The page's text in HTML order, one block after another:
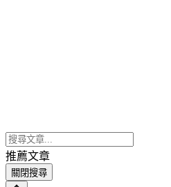
推薦文章
關閉搜尋